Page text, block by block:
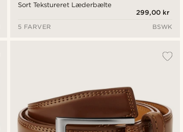
Sort Tekstureret Læderbælte
299,00 kr
5 FARVER
BSWK